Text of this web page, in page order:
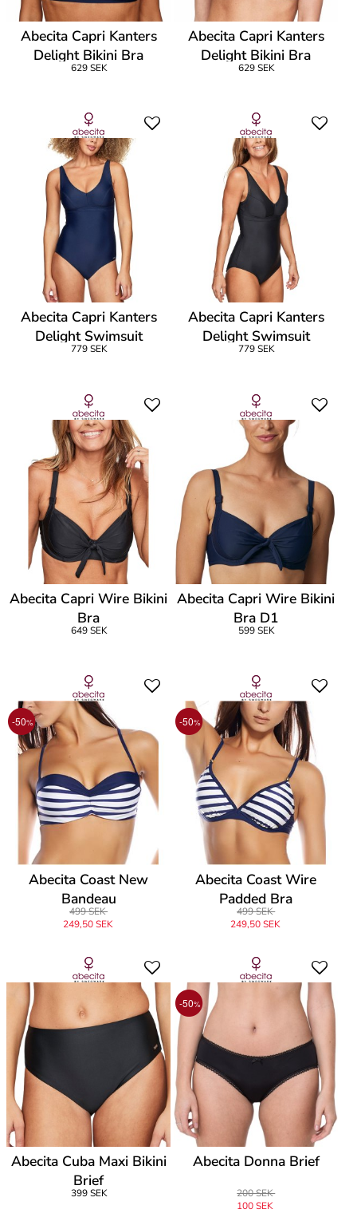
Abecita Capri Kanters
Delight Bikini Bra
629 SEK
Abecita Capri Kanters
Delight Bikini Bra
629 SEK
Abecita Capri Kanters
Delight Swimsuit
779 SEK
Abecita Capri Kanters
Delight Swimsuit
779 SEK
Abecita Capri Wire Bikini
Bra
649 SEK
Abecita Capri Wire Bikini
Bra D1
599 SEK
-50%
Abecita Coast New
Bandeau
499 SEK
249,50 SEK
-50%
Abecita Coast Wire
Padded Bra
499 SEK
249,50 SEK
Abecita Cuba Maxi Bikini
Brief
399 SEK
-50%
Abecita Donna Brief
200 SEK
100 SEK